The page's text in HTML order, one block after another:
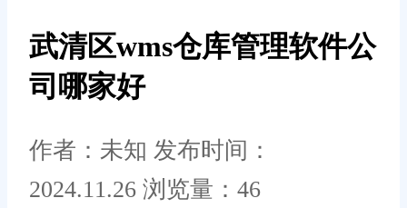
武清区wms仓库管理软件公
司哪家好
作者：未知 发布时间：
2024.11.26 浏览量：46